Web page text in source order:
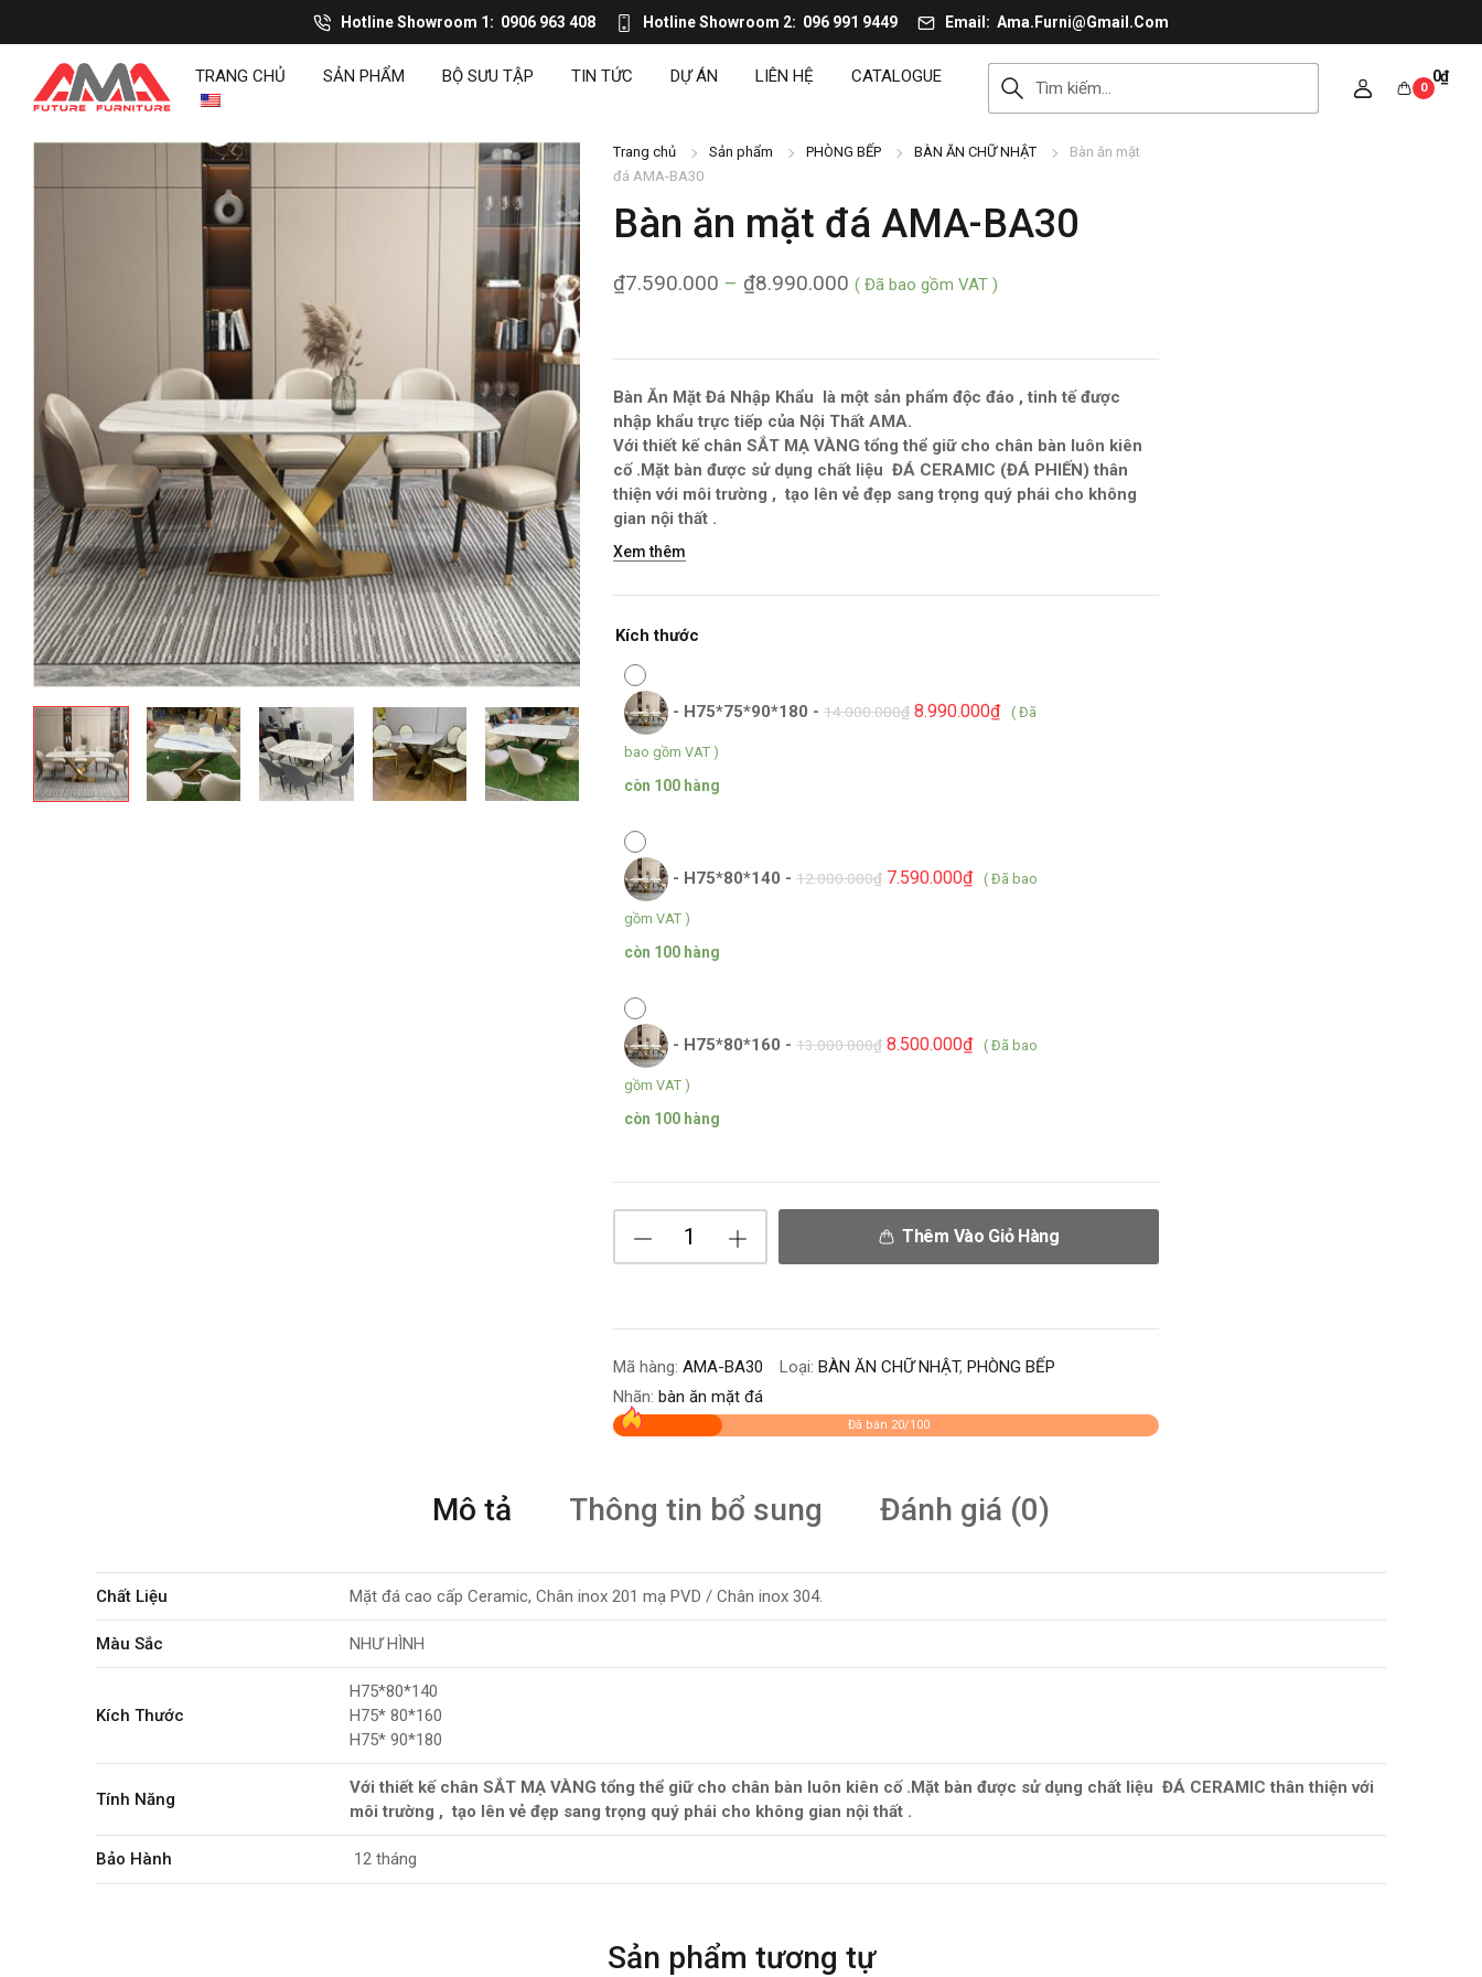
Hotline Showroom 1 0906 963 408 Hotline Showroom 2 096 991 9449 Email Ama.Furni@Gmail.Com
TRANG CHỦ SẢN PHẨM BỘ SƯU TẬP TIN TỨC DỰ ÁN LIÊN HỆ CATALOGUE 0₫
0
Trang chủ Sản phẩm PHÒNG BẾP BÀN ĂN CHỮ NHẬT
Bàn ăn mặt
đá AMA-BA30
Bàn ăn mặt đá AMA-BA30
7.590.000
₫ – 8.990.000
₫ ( Đã bao gồm VAT )
Bàn Ăn Mặt Đá Nhập Khẩu là một sản phẩm độc đáo , tinh tế được
nhập khẩu trực tiếp của Nội Thất AMA.
Với thiết kế chân SẮT MẠ VÀNG tổng thể giữ cho chân bàn luôn kiên
cố .Mặt bàn được sử dụng chất liệu ĐÁ CERAMIC (ĐÁ PHIẾN) thân
thiện với môi trường , tạo lên vẻ đẹp sang trọng quý phái cho không
gian nội thất .
Xem thêm
Kích thước
- H75*75*90*180 - 14.000.000₫ 8.990.000₫ ( Đã
bao gồm VAT )
còn 100 hàng
- H75*80*140 - 12.000.000₫ 7.590.000₫ ( Đã bao
gồm VAT )
còn 100 hàng
- H75*80*160 - 13.000.000₫ 8.500.000₫ ( Đã bao
gồm VAT )
còn 100 hàng
Thêm Vào Giỏ Hàng
Mã hàng: AMA-BA30 Loại: BÀN ĂN CHỮ NHẬT, PHÒNG BẾP
Nhãn: bàn ăn mặt đá
Đã bán 20/100
Mô tả Thông tin bổ sung Đánh giá (0)
Chất Liệu Mặt đá cao cấp Ceramic, Chân inox 201 mạ PVD / Chân inox 304.
Màu Sắc NHƯ HÌNH
Kích Thước
H75*80*140
H75* 80*160
H75* 90*180
Tính Năng
Với thiết kế chân SẮT MẠ VÀNG tổng thể giữ cho chân bàn luôn kiên cố .Mặt bàn được sử dụng chất liệu ĐÁ CERAMIC thân thiện với
môi trường , tạo lên vẻ đẹp sang trọng quý phái cho không gian nội thất .
Bảo Hành 12 tháng
Sản phẩm tương tự